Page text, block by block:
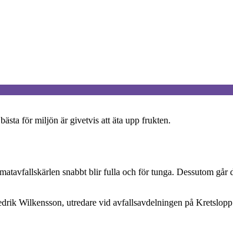
för miljön är givetvis att äta upp frukten.
snabbt blir fulla och för tunga. Dessutom går
Wilkensson, utredare vid avfallsavdelningen på